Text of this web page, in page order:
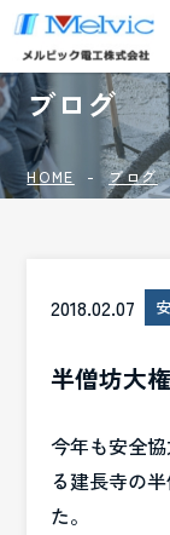
BLOG
ブログ
HOME ブログ
2018.02.07
半僧坊大
今年も安全
る建長寺の
た。